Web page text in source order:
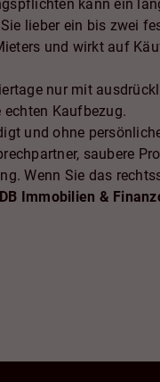
kann ein
lieber ein bis zwei
und wirkt auf
nur mit
echten Kaufbezug.
und ohne
saubere
Wenn Sie das
Immobilien &